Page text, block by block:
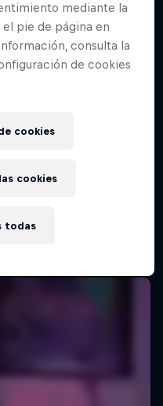
mediante la
pie de página en
consulta la
de cookies
cookies
todas
cookies